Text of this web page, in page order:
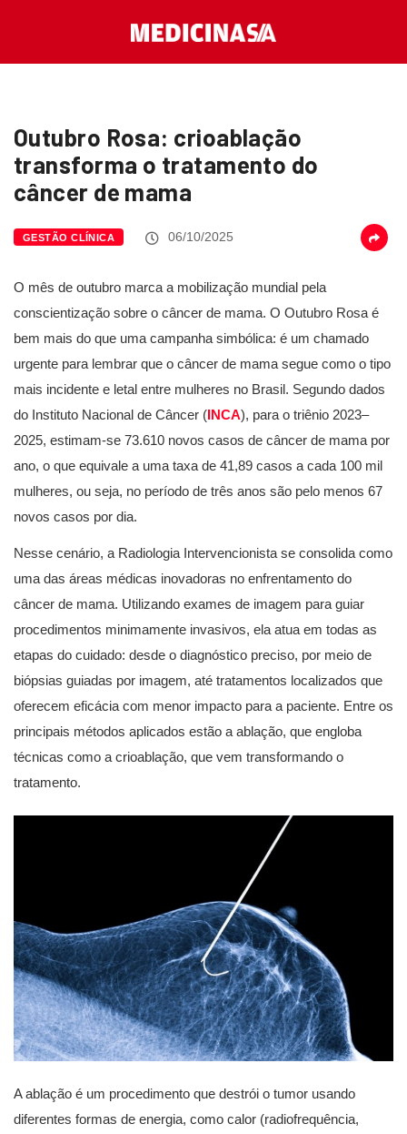
Outubro Rosa: crioablação
transforma o tratamento do
câncer de mama
GESTÃO CLÍNICA 06/10/2025
O mês de outubro marca a mobilização mundial pela
conscientização sobre o câncer de mama. O Outubro Rosa é
bem mais do que uma campanha simbólica: é um chamado
urgente para lembrar que o câncer de mama segue como o tipo
mais incidente e letal entre mulheres no Brasil. Segundo dados
do Instituto Nacional de Câncer (INCA), para o triênio 2023–
2025, estimam-se 73.610 novos casos de câncer de mama por
ano, o que equivale a uma taxa de 41,89 casos a cada 100 mil
mulheres, ou seja, no período de três anos são pelo menos 67
novos casos por dia.
Nesse cenário, a Radiologia Intervencionista se consolida como
uma das áreas médicas inovadoras no enfrentamento do
câncer de mama. Utilizando exames de imagem para guiar
procedimentos minimamente invasivos, ela atua em todas as
etapas do cuidado: desde o diagnóstico preciso, por meio de
biópsias guiadas por imagem, até tratamentos localizados que
oferecem eficácia com menor impacto para a paciente. Entre os
principais métodos aplicados estão a ablação, que engloba
técnicas como a crioablação, que vem transformando o
tratamento.
A ablação é um procedimento que destrói o tumor usando
diferentes formas de energia, como calor (radiofrequência,